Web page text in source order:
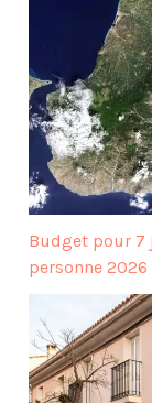
Budget pour 7
personne 2026